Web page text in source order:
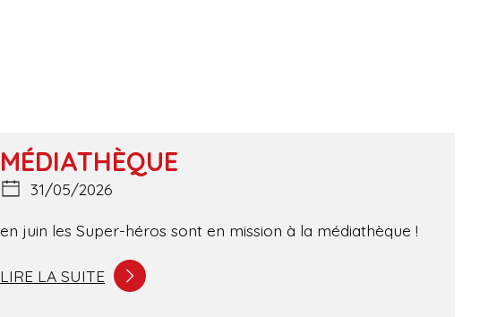
MÉDIATHÈQUE
31/05/2026
en juin les Super-héros sont en mission à la médiathèque !
LIRE LA SUITE